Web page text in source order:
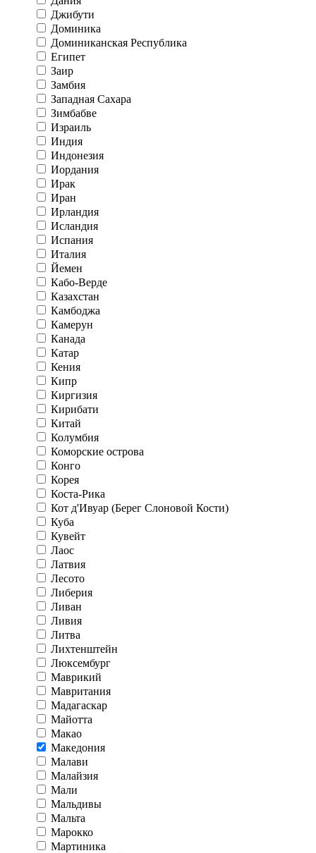
Джибути
Доминика
Доминиканская Республика
Египет
Заир
Замбия
Западная Сахара
Зимбабве
Израиль
Индия
Индонезия
Иордания
Ирак
Иран
Ирландия
Исландия
Испания
Италия
Йемен
Кабо-Верде
Казахстан
Камбоджа
Камерун
Канада
Катар
Кения
Кипр
Киргизия
Кирибати
Китай
Колумбия
Коморские острова
Конго
Корея
Коста-Рика
Кот д'Ивуар (Берег Слоновой Кости)
Куба
Кувейт
Лаос
Латвия
Лесото
Либерия
Ливан
Ливия
Литва
Лихтенштейн
Люксембург
Маврикий
Мавритания
Мадагаскар
Майотта
Макао
Македония
Малави
Малайзия
Мали
Мальдивы
Мальта
Марокко
Мартиника